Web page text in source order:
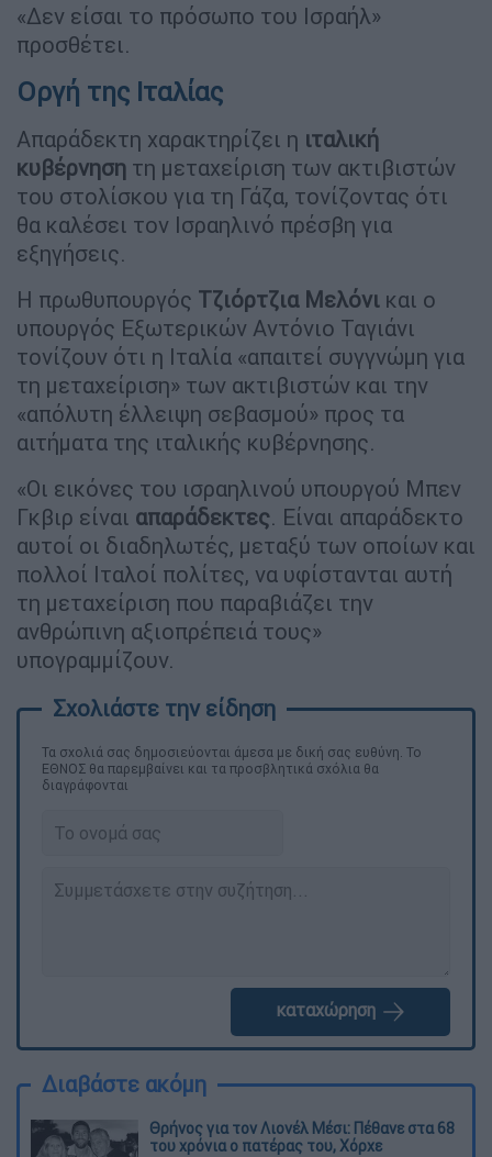
«Δεν είσαι το πρόσωπο του Ισραήλ»
προσθέτει.
Οργή της Ιταλίας
Απαράδεκτη χαρακτηρίζει η ιταλική
κυβέρνηση τη μεταχείριση των ακτιβιστών
του στολίσκου για τη Γάζα, τονίζοντας ότι
θα καλέσει τον Ισραηλινό πρέσβη για
εξηγήσεις.
Η πρωθυπουργός Τζιόρτζια Μελόνι και ο
υπουργός Εξωτερικών Αντόνιο Ταγιάνι
τονίζουν ότι η Ιταλία «απαιτεί συγγνώμη για
τη μεταχείριση» των ακτιβιστών και την
«απόλυτη έλλειψη σεβασμού» προς τα
αιτήματα της ιταλικής κυβέρνησης.
«Οι εικόνες του ισραηλινού υπουργού Μπεν
Γκβιρ είναι απαράδεκτες. Είναι απαράδεκτο
αυτοί οι διαδηλωτές, μεταξύ των οποίων και
πολλοί Ιταλοί πολίτες, να υφίστανται αυτή
τη μεταχείριση που παραβιάζει την
ανθρώπινη αξιοπρέπειά τους»
υπογραμμίζουν.
Τα σχολιά σας δημοσιεύονται άμεσα με δική σας ευθύνη. Το
ΕΘΝΟΣ θα παρεμβαίνει και τα προσβλητικά σχόλια θα
διαγράφονται
καταχώρηση
Διαβάστε ακόμη
Θρήνος για τον Λιονέλ Μέσι: Πέθανε στα 68
του χρόνια ο πατέρας του, Χόρχε